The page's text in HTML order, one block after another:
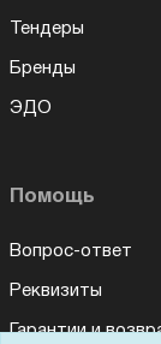
Тендеры
Бренды
ЭДО
Помощь
Вопрос-ответ
Реквизиты
Гарантии и